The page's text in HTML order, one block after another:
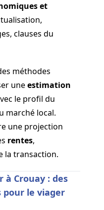
et
clauses du
méthodes
uneestimation
le profil du
marché local.
une projection
rentes,
la transaction.
à Crouay : des
pour le viager